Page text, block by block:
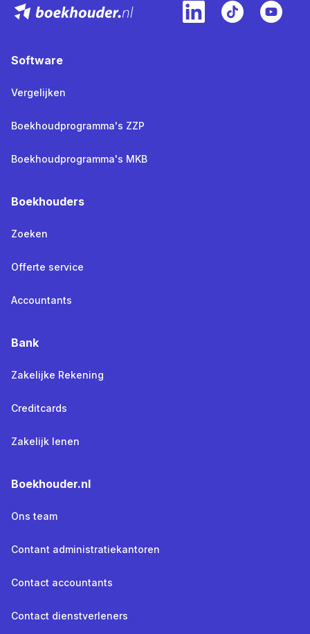
Software
Vergelijken
Boekhoudprogramma's ZZP
Boekhoudprogramma's MKB
Boekhouders
Zoeken
Offerte service
Accountants
Bank
Zakelijke Rekening
Creditcards
Zakelijk lenen
Boekhouder.nl
Ons team
Contant administratiekantoren
Contact accountants
Contact dienstverleners